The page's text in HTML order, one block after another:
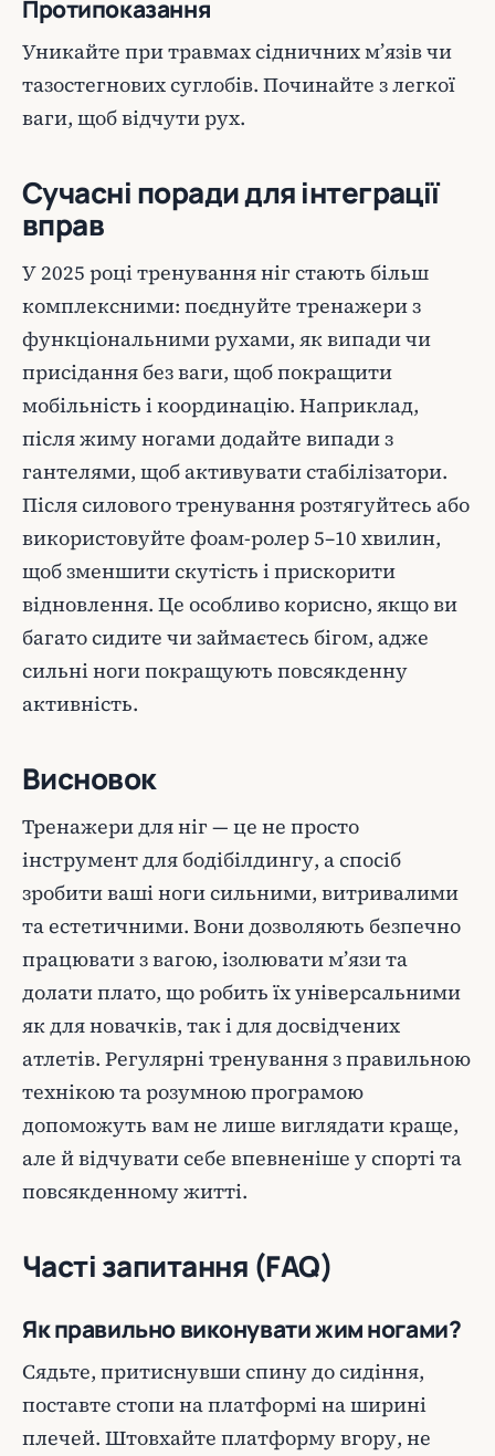
Протипоказання
Уникайте при травмах сідничних м’язів чи
тазостегнових суглобів. Починайте з легкої
ваги, щоб відчути рух.
Сучасні поради для інтеграції
вправ
У 2025 році тренування ніг стають більш
комплексними: поєднуйте тренажери з
функціональними рухами, як випади чи
присідання без ваги, щоб покращити
мобільність і координацію. Наприклад,
після жиму ногами додайте випади з
гантелями, щоб активувати стабілізатори.
Після силового тренування розтягуйтесь або
використовуйте фоам-ролер 5–10 хвилин,
щоб зменшити скутість і прискорити
відновлення. Це особливо корисно, якщо ви
багато сидите чи займаєтесь бігом, адже
сильні ноги покращують повсякденну
активність.
Висновок
Тренажери для ніг — це не просто
інструмент для бодібілдингу, а спосіб
зробити ваші ноги сильними, витривалими
та естетичними. Вони дозволяють безпечно
працювати з вагою, ізолювати м’язи та
долати плато, що робить їх універсальними
як для новачків, так і для досвідчених
атлетів. Регулярні тренування з правильною
технікою та розумною програмою
допоможуть вам не лише виглядати краще,
але й відчувати себе впевненіше у спорті та
повсякденному житті.
Часті запитання (FAQ)
Як правильно виконувати жим ногами?
Сядьте, притиснувши спину до сидіння,
поставте стопи на платформі на ширині
плечей. Штовхайте платформу вгору, не